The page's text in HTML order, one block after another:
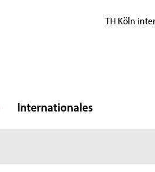
TH Köln
Internationales